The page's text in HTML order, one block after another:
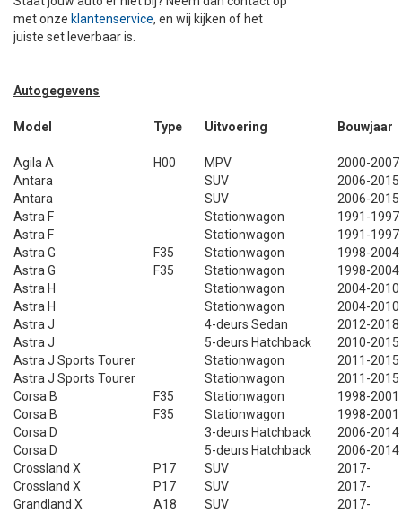
TOYOTA
VOLKSWAGEN (TOT VW PASSAT)
VOLKSWAGEN (VANAF VW PASSAT)
OVERIGE AUTOMERKEN
INFORMATIE DAKDRAGER SYSTEMEN
15 INCH
16 INCH
17 INCH
INFORMATIE OVER WIELDOPPEN
INFORMATIE OVER LAADKABELS
ACCULADER
JUMPSTARTER
STARTKABELS
PECH ONDERWEG
AUTOSTOELTJE
DAKKOFFER
INFORMATIE OVER DAKKOFFERS
SNEEUWKETTINGEN
SNEEUWKETTINGEN VOOR SUV, MPV, 4X4, CAMPER EN
SNEEUWKETTINGEN VOOR (LICHTE) PERSONENWAGEN
INFORMATIE OVER SNEEUWKETTINGEN
INFORMATIE OVER WETGEVING
REGELGEVING M.B.T. VERLICHTING
ADVIES BIJ DEFECTE VERLICHTING
CARAVANHOES
INFORMATIE OVER CARAVANHOEZEN
AANHANGWAGEN
MOTOR
CARAVAN
ZOMER DEALS
met onze klantenservice, en wij kijken of het
juiste set leverbaar is.
Autogegevens
Model Type Uitvoering Bouwjaar
Agila A H00 MPV
2000-2007
Antara
SUV
2006-2015
Antara
SUV
2006-2015
Astra F
Stationwagon
1991-1997
Astra F
Stationwagon
1991-1997
Astra G
F35 Stationwagon
1998-2004
Astra G
F35 Stationwagon
1998-2004
Astra H
Stationwagon
2004-2010
Astra H
Stationwagon
2004-2010
Astra J
4-deurs Sedan
2012-2018
Astra J
5-deurs Hatchback
2010-2015
Astra J Sports Tourer
Stationwagon
2011-2015
Astra J Sports Tourer
Stationwagon
2011-2015
Corsa B
F35 Stationwagon
1998-2001
Corsa B
F35 Stationwagon
1998-2001
Corsa D
3-deurs Hatchback
2006-2014
Corsa D
5-deurs Hatchback
2006-2014
Crossland X
P17 SUV
2017-
Crossland X
P17 SUV
2017-
Grandland X
A18 SUV
2017-